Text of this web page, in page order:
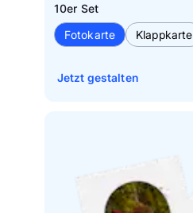
10er Set
Fotokarte
Klappkarte
Jetzt gestalten